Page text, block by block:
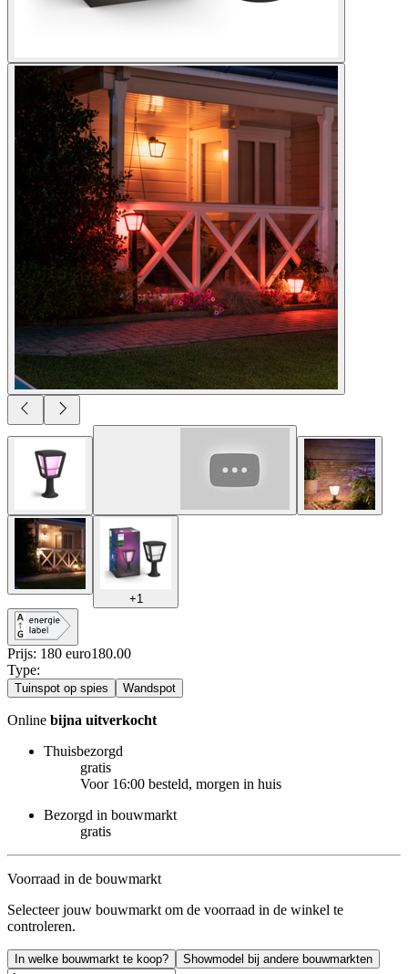
+1
Prijs: 180 euro180.00
Type:
Tuinspot op spies Wandspot
Online bijna uitverkocht
Thuisbezorgd
gratis
Voor 16:00 besteld, morgen in huis
Bezorgd in bouwmarkt
gratis
Voorraad in de bouwmarkt
Selecteer jouw bouwmarkt om de voorraad in de winkel te
controleren.
In welke bouwmarkt te koop? Showmodel bij andere bouwmarkten